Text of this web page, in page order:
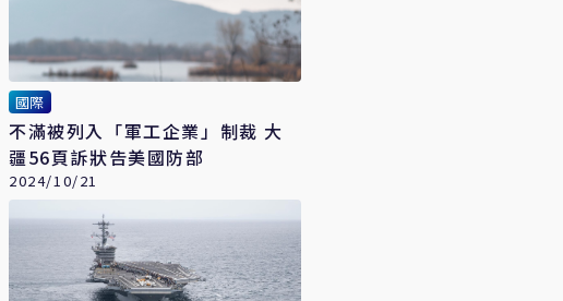
國際
不滿被列入「軍工企業」制裁 大
疆56頁訴狀告美國防部
2024/10/21